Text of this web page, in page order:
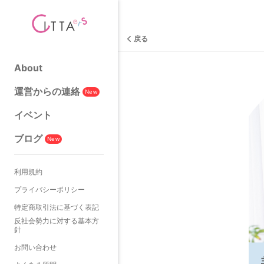
About
運営からの連絡
New
イベント
ブログ
New
利用規約
プライバシーポリシー
特定商取引法に基づく表記
反社会勢力に対する基本方
針
お問い合わせ
戻る